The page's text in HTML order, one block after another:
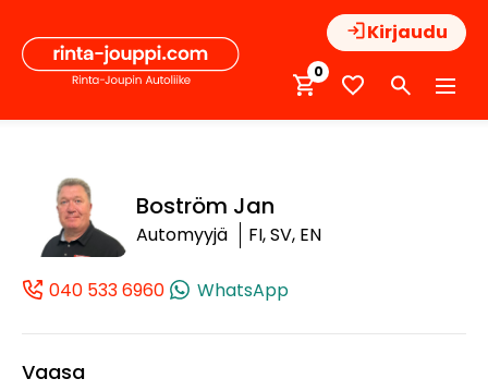
sisältöön
Kirjaudu
0
Boström Jan
Automyyjä FI, SV, EN
040 533 6960
(+358405336960, 0405336960,
WhatsApp
Vaasa